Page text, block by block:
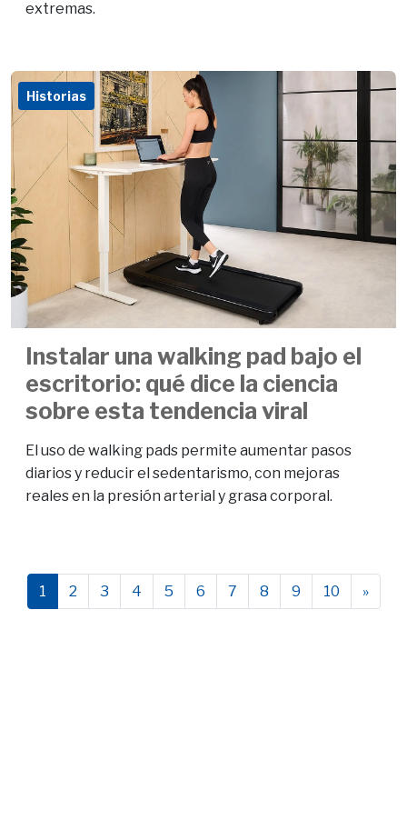
extremas.
Historias
Instalar una walking pad bajo el
escritorio: qué dice la ciencia
sobre esta tendencia viral
El uso de walking pads permite aumentar pasos
diarios y reducir el sedentarismo, con mejoras
reales en la presión arterial y grasa corporal.
1 2 3 4 5 6 7 8 9 10 »